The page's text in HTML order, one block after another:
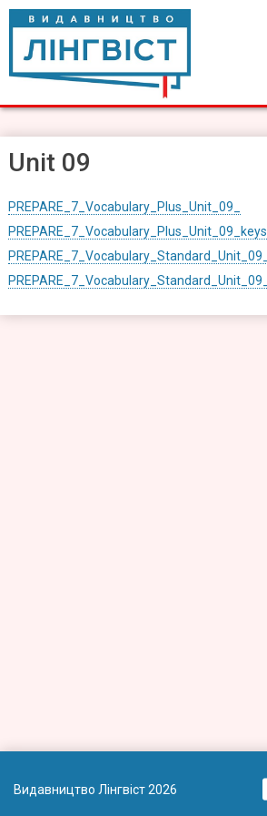
Skip
content
Видавництво Лінгвіст
Видавництво Лінгвіст – адаптація та
Unit 09
PREPARE_7_Vocabulary_Plus_Unit_09_
PREPARE_7_Vocabulary_Plus_Unit_09_keys
PREPARE_7_Vocabulary_Standard_Unit_09_
Видавництво Лінгвіст 2026